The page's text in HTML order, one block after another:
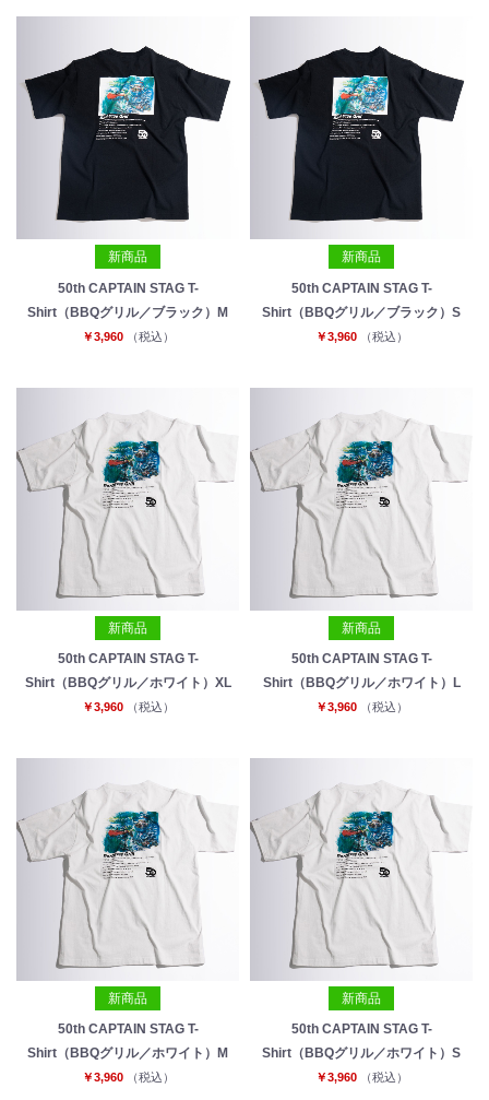
新商品
50th CAPTAIN STAG T-
Shirt（BBQグリル／ブラック）M
￥3,960 （税込）
新商品
50th CAPTAIN STAG T-
Shirt（BBQグリル／ブラック）S
￥3,960 （税込）
新商品
50th CAPTAIN STAG T-
Shirt（BBQグリル／ホワイト）XL
￥3,960 （税込）
新商品
50th CAPTAIN STAG T-
Shirt（BBQグリル／ホワイト）L
￥3,960 （税込）
新商品
50th CAPTAIN STAG T-
Shirt（BBQグリル／ホワイト）M
￥3,960 （税込）
新商品
50th CAPTAIN STAG T-
Shirt（BBQグリル／ホワイト）S
￥3,960 （税込）
お買い物を続ける カートへ進む